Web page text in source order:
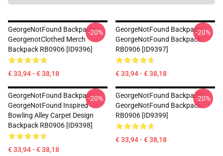
GeorgeNotFound Backpacks -
GeorgenotClothed Merch
Backpack RB0906 [ID9396]
€ 33,94 - € 38,18
-20%
GeorgeNotFound Backpacks -
GeorgeNotFound Backpack
RB0906 [ID9397]
€ 33,94 - € 38,18
-20%
GeorgeNotFound Backpacks -
GeorgeNotFound Inspired
Bowling Alley Carpet Design
Backpack RB0906 [ID9398]
€ 33,94 - € 38,18
-20%
GeorgeNotFound Backpacks -
GeorgeNotFound Backpack
RB0906 [ID9399]
€ 33,94 - € 38,18
-20%